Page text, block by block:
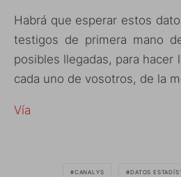
Habrá que esperar estos
testigos de primera mano
posibles llegadas, para hacer
cada uno de vosotros, de la
Vía
CANALYS DATOS